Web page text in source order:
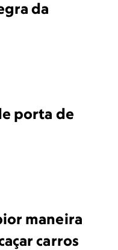
da
porta de
maneira
carros